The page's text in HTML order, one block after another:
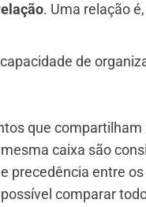
. Uma relação
de
que
caixa são
precedência entre
comparar